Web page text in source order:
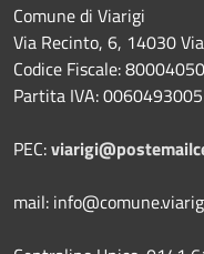
Comune di Viarigi
Via Recinto, 6, 14030
Codice Fiscale:
Partita IVA:
PEC:
mail: